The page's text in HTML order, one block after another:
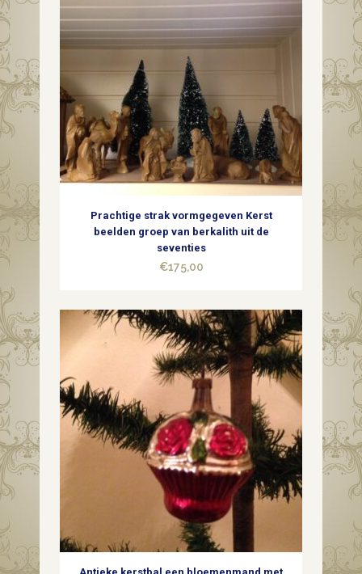
Prachtige strak vormgegeven Kerst
beelden groep van berkalith uit de
seventies
€175,00